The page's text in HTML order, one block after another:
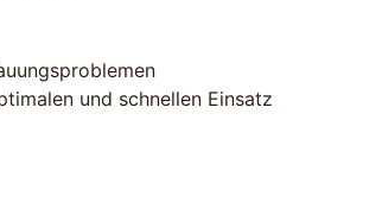
und schnellen Einsatz